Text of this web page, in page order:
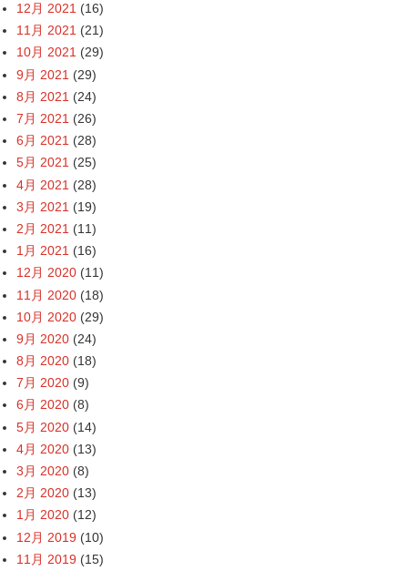
12月 2021 (16)
11月 2021 (21)
10月 2021 (29)
9月 2021 (29)
8月 2021 (24)
7月 2021 (26)
6月 2021 (28)
5月 2021 (25)
4月 2021 (28)
3月 2021 (19)
2月 2021 (11)
1月 2021 (16)
12月 2020 (11)
11月 2020 (18)
10月 2020 (29)
9月 2020 (24)
8月 2020 (18)
7月 2020 (9)
6月 2020 (8)
5月 2020 (14)
4月 2020 (13)
3月 2020 (8)
2月 2020 (13)
1月 2020 (12)
12月 2019 (10)
11月 2019 (15)